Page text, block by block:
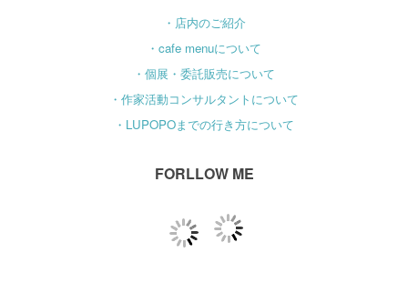
・店内のご紹介
・cafe menuについて
・個展・委託販売について
・作家活動コンサルタントについて
・LUPOPOまでの行き方について
FORLLOW ME